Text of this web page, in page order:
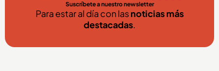
Suscríbete a nuestro newsletter
Para estar al día con lasnoticias más
destacadas.